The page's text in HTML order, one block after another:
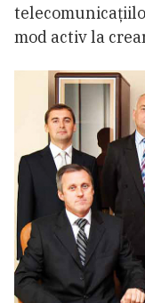
mod activ la